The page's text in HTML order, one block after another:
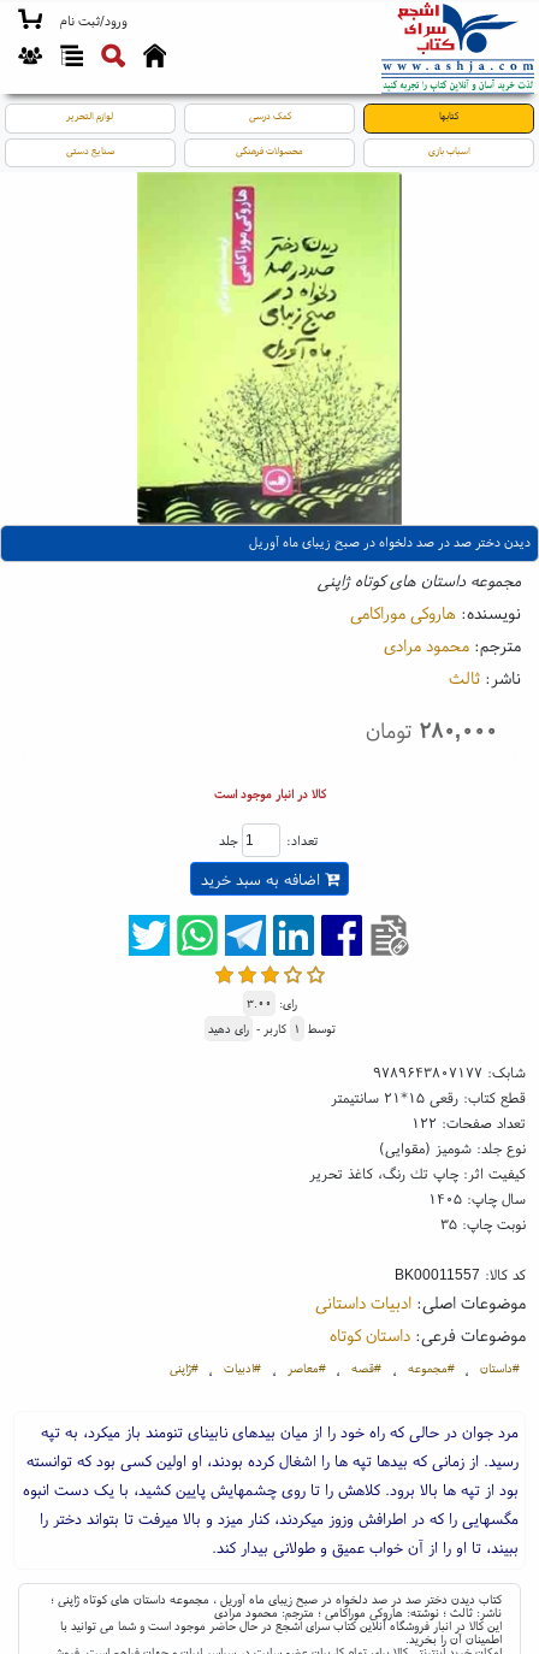
ورود/ثبت نام
کتابها کمک درسی لوازم التحریر
اسباب بازی محصولات فرهنگی صنایع دستی
دیدن دختر صد در صد دلخواه در صبح زیبای ماه آوریل
مجموعه داستان های کوتاه ژاپنی
نویسنده: هاروکی موراکامی
مترجم: محمود مرادی
ناشر: ثالث
۲۸۰,۰۰۰ تومان
کالا در انبار موجود است
تعداد: جلد
اضافه به سبد خرید
رای: ۳.۰۰
توسط ۱ کاربر - رای دهید
شابک: ۹۷۸۹۶۴۳۸۰۷۱۷۷
قطع کتاب: رقعی ۱۵*۲۱ سانتیمتر
تعداد صفحات: ۱۲۲
نوع جلد: شومیز (مقوایی)
کیفیت اثر: چاپ تك رنگ، کاغذ تحریر
سال چاپ: ۱۴۰۵
نوبت چاپ: ۳۵
کد کالا: BK00011557
موضوعات اصلی:ادبیات داستانی
موضوعات فرعی:داستان کوتاه
#داستان ، #مجموعه ، #قصه ، #معاصر ، #ادبیات ، #ژاپنی
مرد جوان در حالی که راه خود را از میان بیدهای نابینای تنومند باز میکرد، به تپه
رسید. از زمانی که بیدها تپه ها را اشغال کرده بودند، او اولین کسی بود که توانسته
بود از تپه ها بالا برود. کلاهش را تا روی چشمهایش پایین کشید، با یک دست انبوه
مگسهایی را که در اطرافش وزوز میکردند، کنار میزد و بالا میرفت تا بتواند دختر را
ببیند، تا او را از آن خواب عمیق و طولانی بیدار کند.
کتاب دیدن دختر صد در صد دلخواه در صبح زیبای ماه آوریل ، مجموعه داستان های کوتاه ژاپنی ؛
ناشر: ثالث ؛ نوشته: هاروکی موراکامی ؛ مترجم: محمود مرادی
این کالا در انبار فروشگاه آنلاین کتاب سرای اشجع در حال حاضر موجود است و شما می توانید با
اطمینان آن را بخرید.